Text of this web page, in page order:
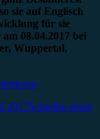
sie auf Englisch
für sie
08.04.2017 bei
Wuppertal,
2017Schreibe einen